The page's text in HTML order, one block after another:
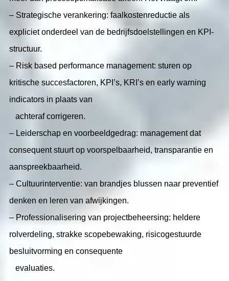
– Strategische verankering: faalkostenreductie als
expliciet onderdeel van de bedrijfsdoelstellingen en KPI-
structuur.
– Risk based performance management: sturen op
kritische succesfactoren, KPI’s, KRI’s en early warning
indicators in plaats van
achteraf corrigeren.
– Leiderschap en voorbeeldgedrag: management dat
consequent stuurt op voorspelbaarheid, transparantie en
aanspreekbaarheid.
– Cultuurinterventie: van brandjes blussen naar preventief
denken en leren van afwijkingen.
– Professionalisering van projectbeheersing: heldere
rolverdeling, strakke scopebewaking, risicogestuurde
besluitvorming en consequente
evaluaties.